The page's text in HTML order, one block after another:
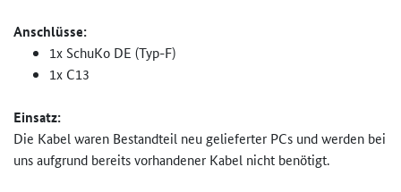
Anschlüsse:
1x SchuKo DE (Typ-F)
1x C13
Einsatz:
Die Kabel waren Bestandteil neu gelieferter PCs und werden bei
uns aufgrund bereits vorhandener Kabel nicht benötigt.